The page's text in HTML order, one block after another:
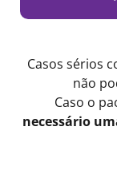
Casos sérios
não
Caso o
necessário